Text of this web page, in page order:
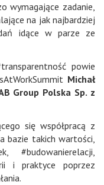
wymagające zadanie,
na jak najbardziej
idące w parze ze
powie
Michał
Group Polska Sp. z
się współpracą z
bazie takich wartości,
#budowanierelacji,
i praktyce poprzez